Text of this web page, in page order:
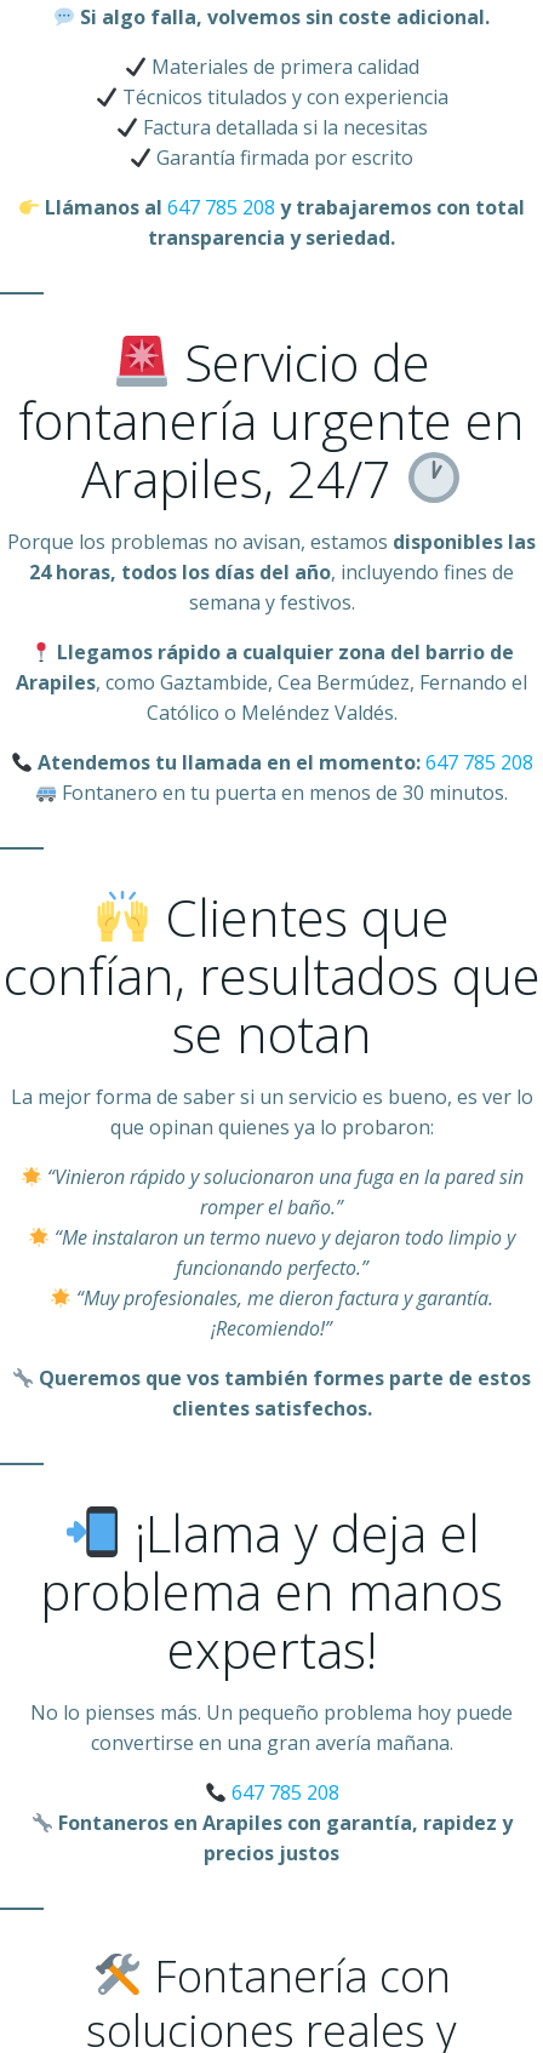
Si algo falla, volvemos sin coste adicional.
Materiales de primera calidad
Técnicos titulados y con experiencia
Factura detallada si la necesitas
Garantía firmada por escrito
Llámanos al647 785 208 y trabajaremos con total
transparencia y seriedad.
Servicio de
fontanería urgente en
Arapiles, 24/7
Porque los problemas no avisan, estamos disponibles las
24 horas, todos los días del año, incluyendo fines de
semana y festivos.
Llegamos rápido a cualquier zona del barrio de
Arapiles, como Gaztambide, Cea Bermúdez, Fernando el
Católico o Meléndez Valdés.
Atendemos tu llamada en el momento:647 785 208
Fontanero en tu puerta en menos de 30 minutos.
Clientes que
confían, resultados que
se notan
La mejor forma de saber si un servicio es bueno, es ver lo
que opinan quienes ya lo probaron:
“Vinieron rápido y solucionaron una fuga en la pared sin
romper el baño.”
“Me instalaron un termo nuevo y dejaron todo limpio y
funcionando perfecto.”
“Muy profesionales, me dieron factura y garantía.
¡Recomiendo!”
Queremos que vos también formes parte de estos
clientes satisfechos.
¡Llama y deja el
problema en manos
expertas!
No lo pienses más. Un pequeño problema hoy puede
convertirse en una gran avería mañana.
647 785 208
Fontaneros en Arapiles con garantía, rapidez y
precios justos
Fontanería con
soluciones reales y